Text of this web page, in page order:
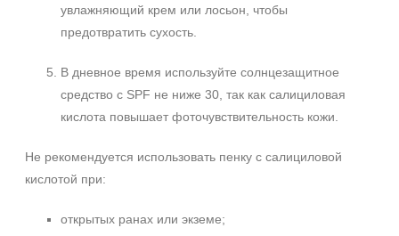
увлажняющий крем или лосьон, чтобы
предотвратить сухость.
В дневное время используйте солнцезащитное
средство с SPF не ниже 30, так как салициловая
кислота повышает фоточувствительность кожи.
Не рекомендуется использовать пенку с салициловой
кислотой при:
открытых ранах или экземе;